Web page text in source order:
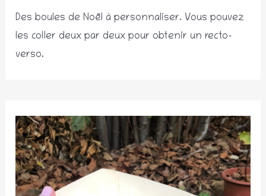
Des boules de Noël à personnaliser. Vous pouvez
les coller deux par deux pour obtenir un recto-
verso.